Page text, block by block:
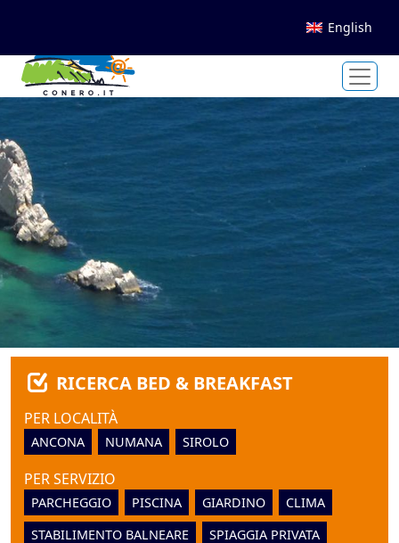
English
RICERCA BED & BREAKFAST
PER LOCALITÀ
ANCONA NUMANA SIROLO
PER SERVIZIO
PARCHEGGIO PISCINA GIARDINO
CLIMA
STABILIMENTO BALNEARE
SPIAGGIA PRIVATA